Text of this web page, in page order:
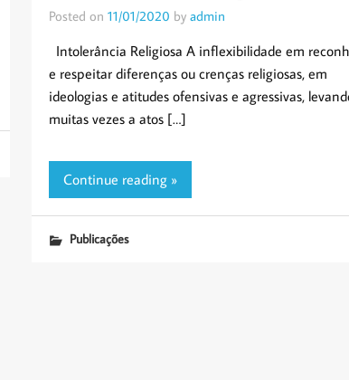
Posted on 11/01/2020 by admin
Intolerância Religiosa A inflexibilidade em
e respeitar diferenças ou crenças religiosas, em
ideologias e atitudes ofensivas e agressivas,
muitas vezes a atos […]
Continue reading »
Publicações